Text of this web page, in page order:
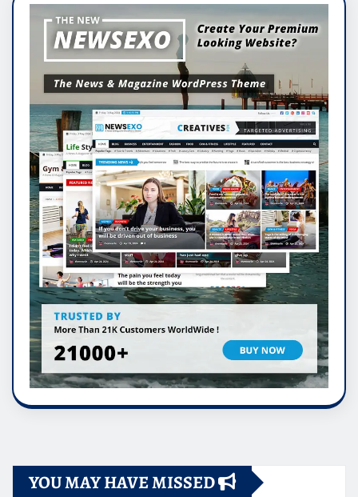
YOU MAY HAVE MISSED